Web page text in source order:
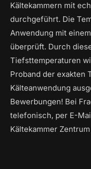
Kältekammern mit
durchgeführt. Die
Anwendung mit
überprüft. Durch
Tiefsttemperaturen
Proband der exakten
Kälteanwendung
Bewerbungen! Bei
telefonisch, per E-
Kältekammer